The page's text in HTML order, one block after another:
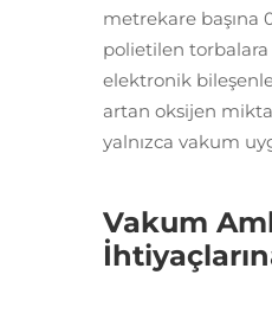
metrekare başına
polietilen
elektronik
artan oksijen
yalnızca vakum
Vakum